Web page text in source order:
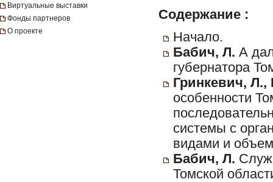
Виртуальные выставки
Фонды партнеров
О проекте
Содержание :
Начало.
Бабич, Л. А
губернатора
Гринкевич,
особенности
системы с
видами и
Бабич, Л.
Томской